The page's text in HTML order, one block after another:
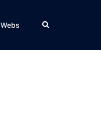
Webs Buscar